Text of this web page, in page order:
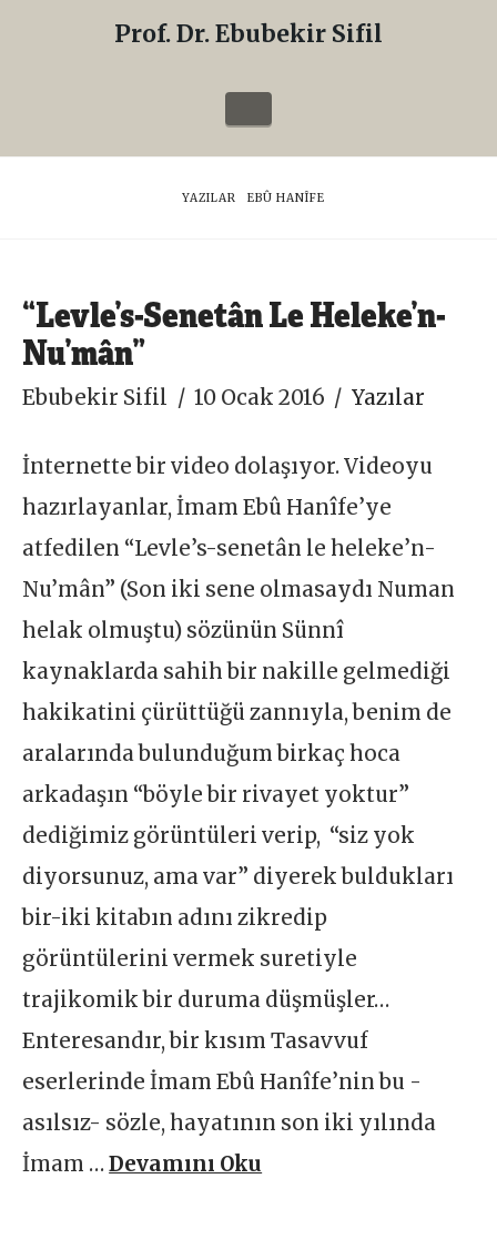
Sifil
Prof. Dr. Ebubekir Sifil
Navigation
HOME
YAZILAR EBÛ HANÎFE
“Levle’s-Senetân Le Heleke’n-
Nu’mân”
Ebubekir Sifil 10 Ocak 2016 Yazılar
İnternette bir video dolaşıyor. Videoyu
hazırlayanlar, İmam Ebû Hanîfe’ye
atfedilen “Levle’s-senetân le heleke’n-
Nu’mân” (Son iki sene olmasaydı Numan
helak olmuştu) sözünün Sünnî
kaynaklarda sahih bir nakille gelmediği
hakikatini çürüttüğü zannıyla, benim de
aralarında bulunduğum birkaç hoca
arkadaşın “böyle bir rivayet yoktur”
dediğimiz görüntüleri verip, “siz yok
diyorsunuz, ama var” diyerek buldukları
bir-iki kitabın adını zikredip
görüntülerini vermek suretiyle
trajikomik bir duruma düşmüşler…
Enteresandır, bir kısım Tasavvuf
eserlerinde İmam Ebû Hanîfe’nin bu -
asılsız- sözle, hayatının son iki yılında
İmam …Devamını Oku